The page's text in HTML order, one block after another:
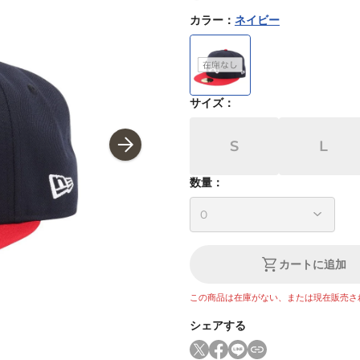
カラー ： ネイビー
サイズ：
S L
数量：
カートに追加
この商品は在庫がない、または現在販売さ
シェアする